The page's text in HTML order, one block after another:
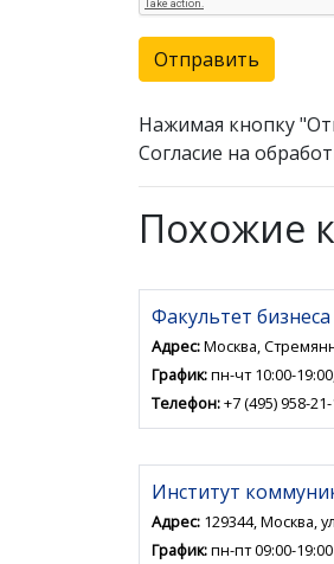
Отправить
Нажимая кнопку
Согласие на
Похожие
Факультет бизнеса
Адрес:Москва,
График:пн-чт 10:00-
Телефон:+7 (495) 958-
Институт
Адрес: 129344, Москва,
График:пн-пт 09:00-19:00